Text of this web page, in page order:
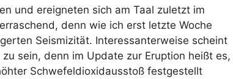
und ereigneten sich am Taal zuletzt im
denn wie ich erst letzte Woche
Seismizität. Interessanterweise scheint
sein, denn im Update zur Eruption heißt es,
Schwefeldioxidausstoß festgestellt